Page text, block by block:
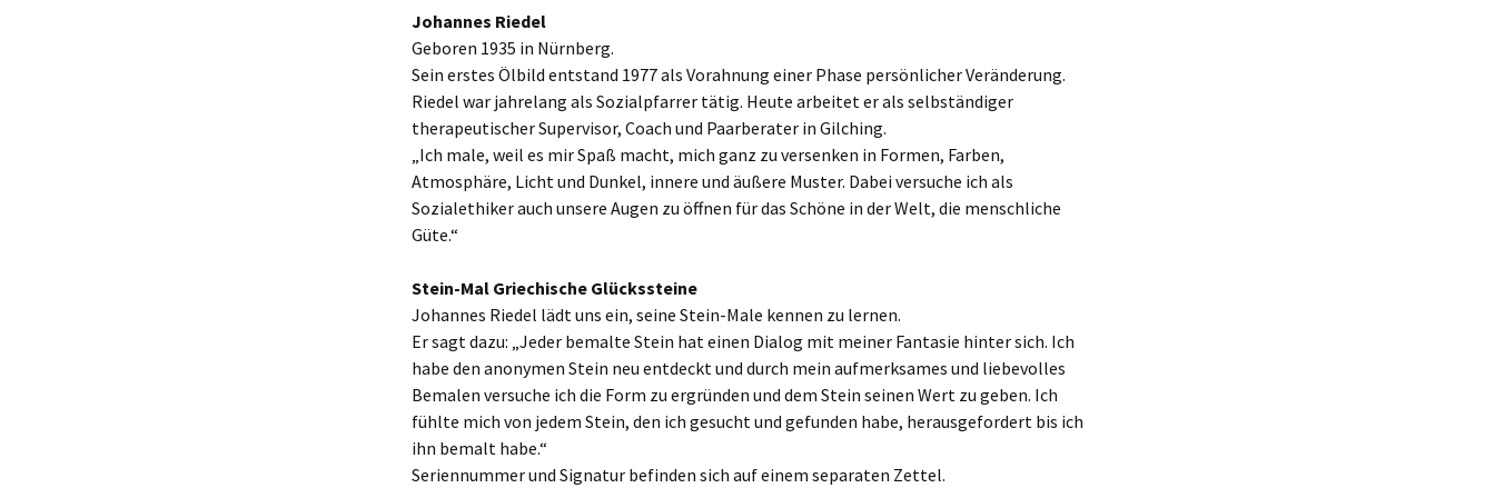
Johannes Riedel
Geboren 1935 in Nürnberg.
Sein erstes Ölbild entstand 1977 als Vorahnung einer Phase persönlicher Veränderung.
Riedel war jahrelang als Sozialpfarrer tätig. Heute arbeitet er als selbständiger
therapeutischer Supervisor, Coach und Paarberater in Gilching.
„Ich male, weil es mir Spaß macht, mich ganz zu versenken in Formen, Farben,
Atmosphäre, Licht und Dunkel, innere und äußere Muster. Dabei versuche ich als
Sozialethiker auch unsere Augen zu öffnen für das Schöne in der Welt, die menschliche
Güte.“
Stein-Mal Griechische Glückssteine
Johannes Riedel lädt uns ein, seine Stein-Male kennen zu lernen.
Er sagt dazu: „Jeder bemalte Stein hat einen Dialog mit meiner Fantasie hinter sich. Ich
habe den anonymen Stein neu entdeckt und durch mein aufmerksames und liebevolles
Bemalen versuche ich die Form zu ergründen und dem Stein seinen Wert zu geben. Ich
fühlte mich von jedem Stein, den ich gesucht und gefunden habe, herausgefordert bis ich
ihn bemalt habe.“
Seriennummer und Signatur befinden sich auf einem separaten Zettel.